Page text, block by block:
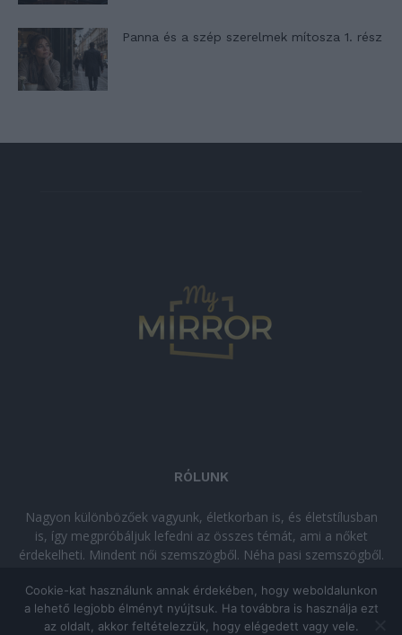
Panna és a szép szerelmek mítosza 1. rész
RÓLUNK
Nagyon különbözőek vagyunk, életkorban is, és életstílusban
is, így megpróbáljuk lefedni az összes témát, ami a nőket
érdekelheti. Mindent női szemszögből. Néha pasi szemszögből.
kikapcsolódásra vágysz!
Cookie-kat használunk annak érdekében, hogy weboldalunkon
a lehető legjobb élményt nyújtsuk. Ha továbbra is használja ezt
az oldalt, akkor feltételezzük, hogy elégedett vagy vele.